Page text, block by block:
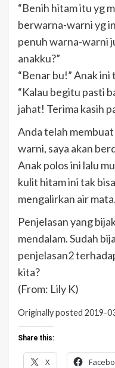
“Benih hitam itu yg
berwarna-warni yg
penuh warna-warni
anakku?”
“Benar bu!” Anak
“Kalau begitu pasti
jahat! Terima kasih
Anda telah
warni, saya akan
Anak polos ini lalu
kulit hitam ini tak
mengalirkan air mata.
Penjelasan yang
mendalam. Sudah
penjelasan2
kita?
(From: Lily K)
Originally posted 2019-
Share this:
X